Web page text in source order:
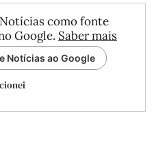
como fonte
Google. Saber mais
Notícias ao Google